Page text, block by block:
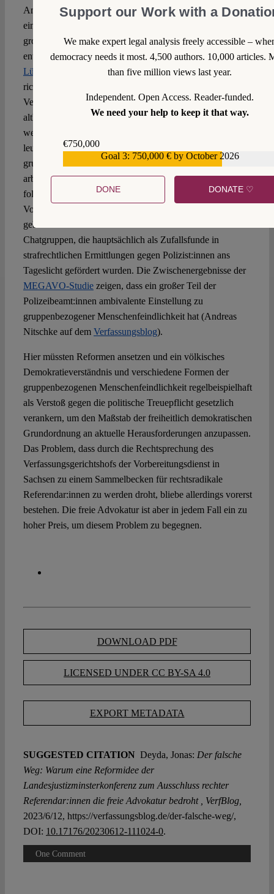
Amtsführung. Blättert man aber auf juris durch die
einschlägigen Disziplinarentscheidungen, stößt man in
großer Anzahl auf Reichsbürger, die aus dem Dienst
entfernt wurden (zuletzt etwaVG Regensburg, OVG
Lüneburg
VG Sigmaringen). Das ist ohne Frage
richtig, diese Stichprobe zeigt aber, wie sehr das
Verständnis der politischen Treuepflicht noch in den
althergebrachten Bahnen der Staatstreue verläuft: Entfernt
werden vor allem Staatsdiener:innen, die den Staat
leugnen. Völkisches Demokratieverständnis oder
gruppenbezogene Menschenfeindlichkeit sind in den
arbeits- und verwaltungsgerichtlichen Entscheidungen und
folglich bei den Dienstherren unterbelichtet. Eine
Vorahnung auf das Ausmaß des tatsächlichen Problems
geben allein schon die zahlreichen rassistischen
Chatgruppen, die hauptsächlich als Zufallsfunde in
strafrechtlichen Ermittlungen gegen Polizist:innen ans
Tageslicht gefördert wurden. Die Zwischenergebnisse der
MEGAVO-Studiezeigen, dass ein großer Teil der
Polizeibeamt:innen ambivalente Einstellung zu
gruppenbezogener Menschenfeindlichkeit hat (Andreas
Nitschke auf dem Verfassungsblog).
Hier müssten Reformen ansetzen und ein völkisches
Demokratieverständnis und verschiedene Formen der
gruppenbezogenen Menschenfeindlichkeit regelbeispielhaft
als Verstoß gegen die politische Treuepflicht gesetzlich
verankern, um den Maßstab der freiheitlich demokratischen
Grundordnung an aktuelle Herausforderungen anzupassen.
Das Problem, dass durch die Rechtsprechung des
Verfassungsgerichtshofs der Vorbereitungsdienst in
Sachsen zu einem Sammelbecken für rechtsradikale
Referendar:innen zu werden droht, bliebe allerdings vorerst
bestehen. Die freie Advokatur ist aber in jedem Fall ein zu
hoher Preis, um diesem Problem zu begegnen.
DOWNLOAD PDF
LICENSED UNDER CC BY-SA 4.0
EXPORT METADATA
SUGGESTED CITATION Deyda, Jonas: Der falsche
Weg: Warum eine Reformidee der
Landesjustizminsterkonferenz zum Ausschluss rechter
Referendar:innen die freie Advokatur bedroht , VerfBlog,
2023/6/12, https://verfassungsblog.de/der-falsche-weg/,
DOI: 10.17176/20230612-111024-0.
One Comment
Support our Work with a
We make expert legal analysis freely accessible –
democracy needs it most. 4,500 authors. 10,000 articles.
than five million views last year.
Independent. Open Access. Reader-funded.
We need your help to keep it that way.
€750,000
Goal 3: 750,000 € by October 2026
DONE DONATE ♡